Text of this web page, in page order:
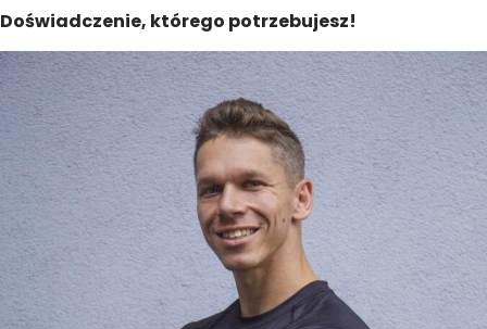
Doświadczenie, którego potrzebujesz!